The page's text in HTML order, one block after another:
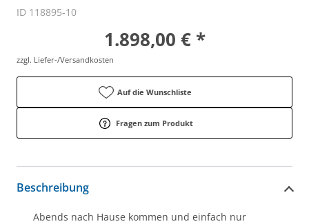
ID 118895-10
1.898,00 € *
zzgl. Liefer-/Versandkosten
Auf die Wunschliste
Fragen zum Produkt
Beschreibung
Abends nach Hause kommen und einfach nur